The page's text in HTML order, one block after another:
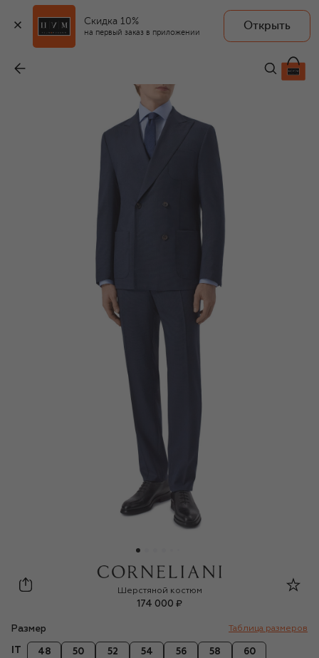
Скидка 10%
на первый заказ в приложении
Открыть
174 000 ₽
Corneliani
Шерстяной костюм
174 000 ₽
Размер Таблица размеров
48 50 52 54 56 58 60